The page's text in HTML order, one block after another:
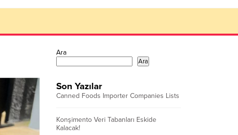
Ara
Ara
Son Yazılar
Canned Foods Importer Companies Lists
Konşimento Veri Tabanları Eskide
Kalacak!